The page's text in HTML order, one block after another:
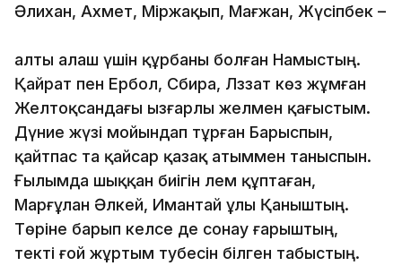
Әлихан, Ахмет, Міржақып, Мағжан, Жүсіпбек –
алты алаш үшін құрбаны болған Намыстың.
Қайрат пен Ербол, Сәбира, Ләззат көз жұмған
Желтоқсандағы ызғарлы желмен қағыстым.
Дүние жүзі мойындап тұрған Барыспын,
қайтпас та қайсар қазақ атыммен таныспын.
Ғылымда шыққан биігін әлем құптаған,
Марғұлан Әлкей, Имантай ұлы Қаныштың.
Төріне барып келсе де сонау ғарыштың,
текті ғой жұртым тәубесін білген табыстың.